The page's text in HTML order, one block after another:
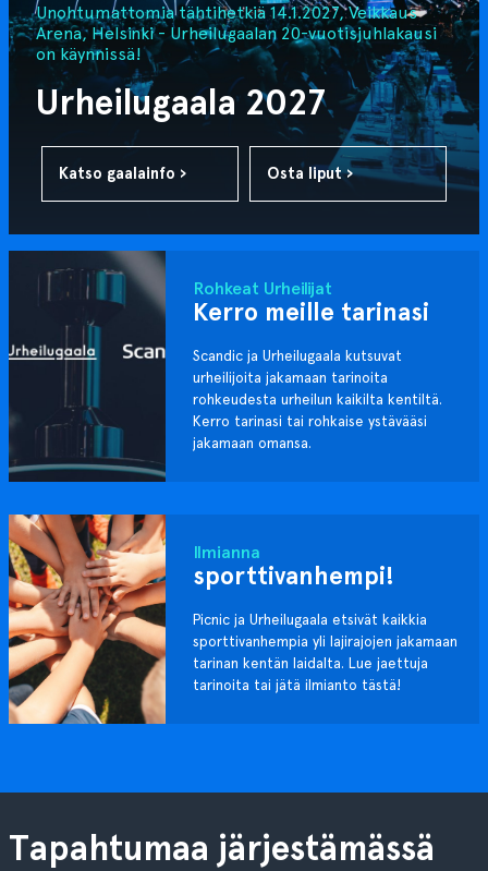
Unohtumattomia tähtihetkiä 14.1.2027, Veikkaus
Arena, Helsinki - Urheilugaalan 20-vuotisjuhlakausi
on käynnissä!
Urheilugaala 2027
Katso gaalainfo › Osta liput ›
Rohkeat Urheilijat
Kerro meille tarinasi
Scandic ja Urheilugaala kutsuvat
urheilijoita jakamaan tarinoita
rohkeudesta urheilun kaikilta kentiltä.
Kerro tarinasi tai rohkaise ystävääsi
jakamaan omansa.
Ilmianna
sporttivanhempi!
Picnic ja Urheilugaala etsivät kaikkia
sporttivanhempia yli lajirajojen jakamaan
tarinan kentän laidalta. Lue jaettuja
tarinoita tai jätä ilmianto tästä!
Tapahtumaa järjestämässä